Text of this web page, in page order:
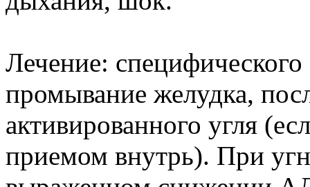
Лечение:
промывание желудка,
активированного угля
приемом внутрь). При